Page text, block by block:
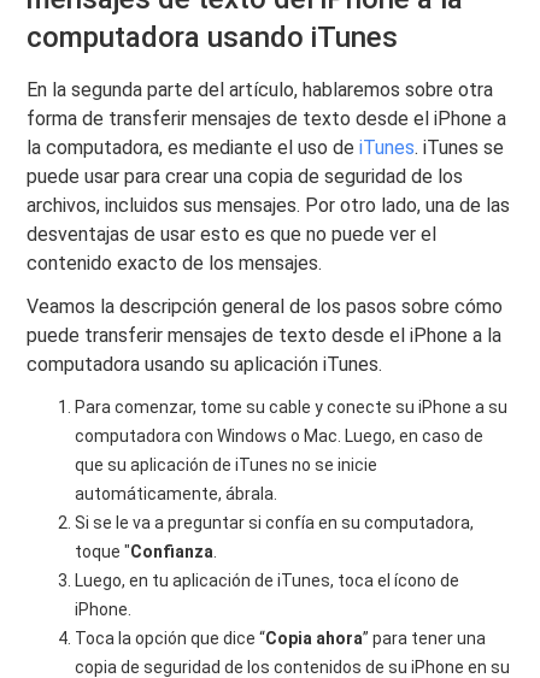
computadora usando iTunes
En la segunda parte del artículo, hablaremos sobre otra
forma de transferir mensajes de texto desde el iPhone a
la computadora, es mediante el uso deiTunes. iTunes se
puede usar para crear una copia de seguridad de los
archivos, incluidos sus mensajes. Por otro lado, una de las
desventajas de usar esto es que no puede ver el
contenido exacto de los mensajes.
Veamos la descripción general de los pasos sobre cómo
puede transferir mensajes de texto desde el iPhone a la
computadora usando su aplicación iTunes.
Para comenzar, tome su cable y conecte su iPhone a su
computadora con Windows o Mac. Luego, en caso de
que su aplicación de iTunes no se inicie
automáticamente, ábrala.
Si se le va a preguntar si confía en su computadora,
toque "Confianza
Luego, en tu aplicación de iTunes, toca el ícono de
iPhone.
Toca la opción que dice “Copia ahora” para tener una
copia de seguridad de los contenidos de su iPhone en su